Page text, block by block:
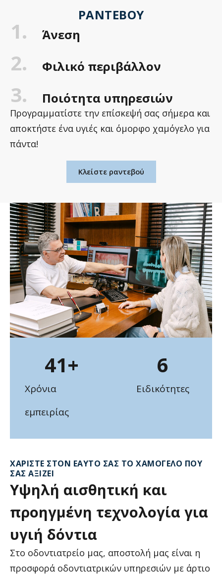
ΡΑΝΤΕΒΟΎ
1. Άνεση
2. Φιλικό περιβάλλον
3. Ποιότητα υπηρεσιών
Προγραμματίστε την επίσκεψή σας σήμερα και
αποκτήστε ένα υγιές και όμορφο χαμόγελο για
πάντα!
Κλείστε ραντεβού
ΧΑΡΊΣΤΕ ΣΤΟΝ ΕΑΥΤΌ ΣΑΣ ΤΟ ΧΑΜΌΓΕΛΟ ΠΟΥ
ΣΑΣ ΑΞΊΖΕΙ
Υψηλή αισθητική και
προηγμένη τεχνολογία για
υγιή δόντια
Στο οδοντιατρείο μας, αποστολή μας είναι η
προσφορά οδοντιατρικών υπηρεσιών με άρτιο
Χρόνια
εμπειρίας
41+
Ειδικότητες
6